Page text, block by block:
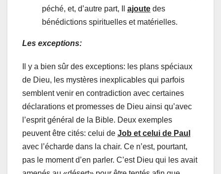
péché, et, d’autre part, Il ajoute des
bénédictions spirituelles et matérielles.
Les exceptions:
Il y a bien sûr des exceptions: les plans spéciaux
de Dieu, les mystères inexplicables qui parfois
semblent venir en contradiction avec certaines
déclarations et promesses de Dieu ainsi qu’avec
l’esprit général de la Bible. Deux exemples
peuvent être cités: celui de Job et celui de Paul
avec l’écharde dans la chair. Ce n’est, pourtant,
pas le moment d’en parler. C’est Dieu qui les avait